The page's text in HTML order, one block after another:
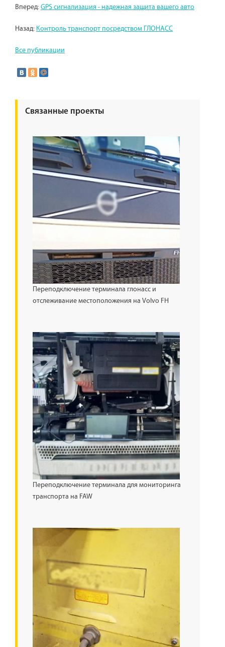
Вперед:GPS сигнализация - надежная защита вашего авто
Назад: Контроль транспорт посредством ГЛОНАСС
Все публикации
Связанные проекты
Переподключение терминала глонасс и
отслеживание местоположения на Volvo FH
Переподключение терминала для мониторинга
транспорта на FAW